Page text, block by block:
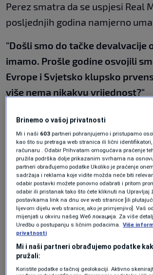
Perez smatra da se uspjesi Real
posljednjih godina namjerno
"Došli smo do tačke devalvacije
imamo. Prošle godine osvojili
Evrope i Svjetsko klupsko
više nema nikakvu vrijednost?"
I direktor Željezničara
propasti"
NOGOMET 14. maj.
Potres na Grbavici:
podnio ostavku i
progovorio o haosu u
NOGOMET |14. maj.
Alarm pred Mundijal
upozorili na
opasnost za igrače
Lijepa poruka N/FS
NOGOMET|14. maj.
Brinemo o vašoj privatnosti
Mi i naši 603 partneri pohranjujemo i pristupamo
kao što su pretraga web stranica ili lični
računaru . Odabir Prihvatam omogućava praćenje
pružila podrška dolje prikazanim svrhama na
partneri obrađujemo podatke Ukoliko je praćenje
sadržaja i reklama koje vidite možda neće biti
odabir postavki možete ponovno odabrati i pritom
odabir ili pristanak tako što ćete kliknuti na Upravljaj
postavkama link na dnu ove web stranice [ili
lijevom dijelu web stranice, ako je primjenjivo]. Vaš
mijenjati u okviru našeg Wеб локација. Za više
Uredbu o postupanju s ličnim podacima. Više
privatnosti
Mi i naši partneri obrađujemo podatke
pružali:
Koristite podatke o tačnoj geolokaciji. Aktivno